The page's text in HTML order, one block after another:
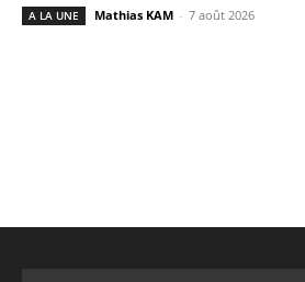
A LA UNE Mathias KAM - 7 août 2026